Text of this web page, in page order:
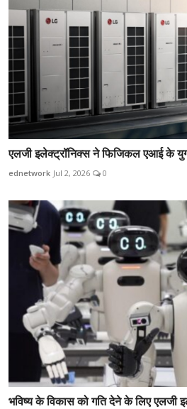
एलजी इलेक्ट्रॉनिक्स ने फिजिकल एआई के
ednetwork Jul 2, 2026 0
भविष्य के विकास को गति देने के लिए एलजी